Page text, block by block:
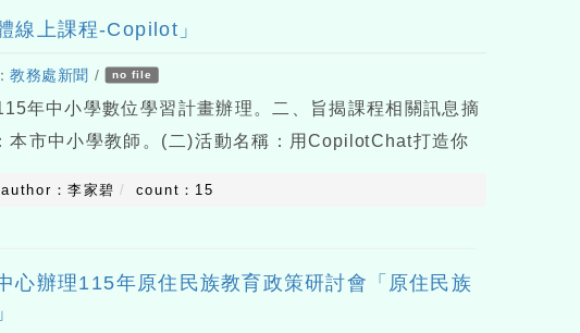
線上課程-Copilot」
教務處新聞 / no file
年中小學數位學習計畫辦理。二、旨揭課程相關訊息摘
本市中小學教師。(二)活動名稱：用CopilotChat打造你
author：李家碧 count：15
心辦理115年原住民族教育政策研討會「原住民族